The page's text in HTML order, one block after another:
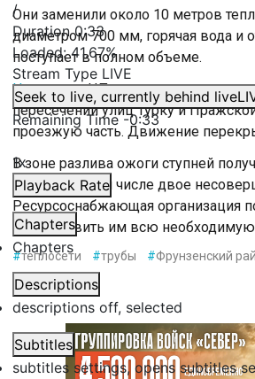
/
Duration0:33
Loaded:41.67%
Stream Type LIVE
Seek to live, currently behind live
Remaining Time-0:33
1x
Playback Rate
Chapters
Chapters
Descriptions
descriptions off, selected
Subtitles
subtitles settings, opens subtitles
Они заменили около 10 метров
диаметром 700 мм, горячая вода и
поступает в полном объеме.
Напомним, ЧП случилось накануне
пересечении улиц Турку и
проезжую часть. Движение
В зоне разлива ожоги ступней
жителей, в том числе двое
Ресурсоснабжающая организация
предоставить им всю
#теплосети #трубы #Фрунзенский